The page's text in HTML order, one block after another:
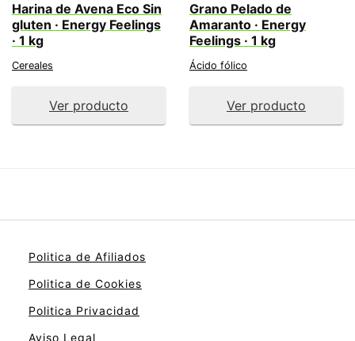
Harina de Avena Eco Sin
gluten · Energy Feelings
· 1 kg
Cereales
Ver producto
Grano Pelado de
Amaranto · Energy
Feelings · 1 kg
Ácido fólico
Ver producto
Politica de Afiliados
Politica de Cookies
Politica Privacidad
Aviso Legal